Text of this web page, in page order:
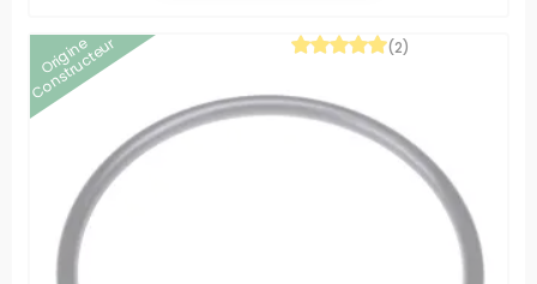
Origine
Constructeur (2)